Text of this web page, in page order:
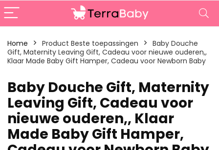
Home Product Beste toepassingen
‎Baby Douche
Gift, Maternity Leaving Gift, Cadeau voor nieuwe ouderen,,
Klaar Made Baby Gift Hamper, Cadeau voor Newborn Baby
‎Baby Douche Gift, Maternity
Leaving Gift, Cadeau voor
nieuwe ouderen,, Klaar
Made Baby Gift Hamper,